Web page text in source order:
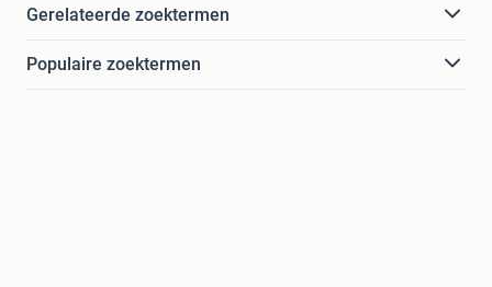
Gerelateerde zoektermen
Populaire zoektermen